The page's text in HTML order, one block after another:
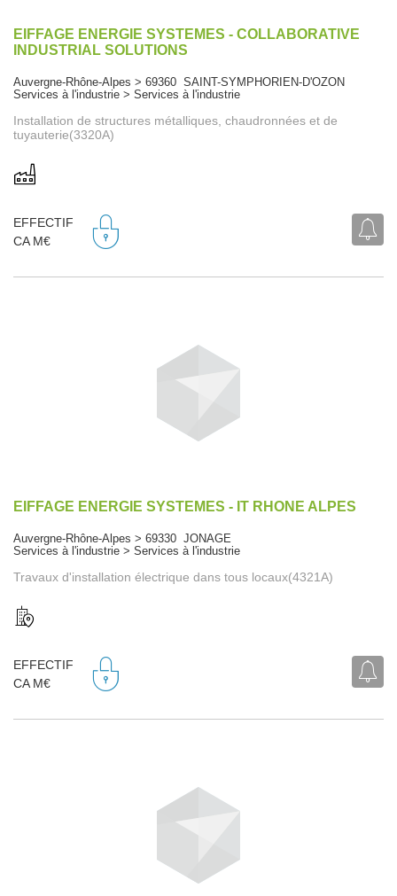
EIFFAGE ENERGIE SYSTEMES - COLLABORATIVE
INDUSTRIAL SOLUTIONS
Auvergne-Rhône-Alpes > 69360 SAINT-SYMPHORIEN-D'OZON
Services à l'industrie > Services à l'industrie
Installation de structures métalliques, chaudronnées et de
tuyauterie(3320A)
EFFECTIF
CA M€
EIFFAGE ENERGIE SYSTEMES - IT RHONE ALPES
Auvergne-Rhône-Alpes > 69330 JONAGE
Services à l'industrie > Services à l'industrie
Travaux d'installation électrique dans tous locaux(4321A)
EFFECTIF
CA M€